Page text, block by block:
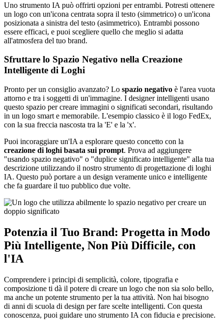
Uno strumento IA può offrirti opzioni per entrambi. Potresti ottenere
un logo con un'icona centrata sopra il testo (simmetrico) o un'icona
posizionata a sinistra del testo (asimmetrico). Entrambi possono
essere efficaci, e puoi scegliere quello che meglio si adatta
all'atmosfera del tuo brand.
Sfruttare lo Spazio Negativo nella Creazione
Intelligente di Loghi
Pronto per un consiglio avanzato? Lo spazio negativo è l'area vuota
attorno e tra i soggetti di un'immagine. I designer intelligenti usano
questo spazio per creare immagini o significati secondari, risultando
in un logo smart e memorabile. L'esempio classico è il logo FedEx,
con la sua freccia nascosta tra la 'E' e la 'x'.
Puoi incoraggiare un'IA a esplorare questo concetto con la
creazione di loghi basata sui prompt. Prova ad aggiungere
"usando spazio negativo" o "duplice significato intelligente" alla tua
descrizione utilizzando il nostro strumento di progettazione di loghi
IA. Questo può portare a un design veramente unico e intelligente
che fa guardare il tuo pubblico due volte.
Potenzia il Tuo Brand: Progetta in Modo
Più Intelligente, Non Più Difficile, con
l'IA
Comprendere i principi di semplicità, colore, tipografia e
composizione ti dà il potere di creare un logo che non sia solo bello,
ma anche un potente strumento per la tua attività. Non hai bisogno
di anni di scuola di design per fare scelte intelligenti. Con questa
conoscenza, puoi guidare uno strumento IA con fiducia e precisione.